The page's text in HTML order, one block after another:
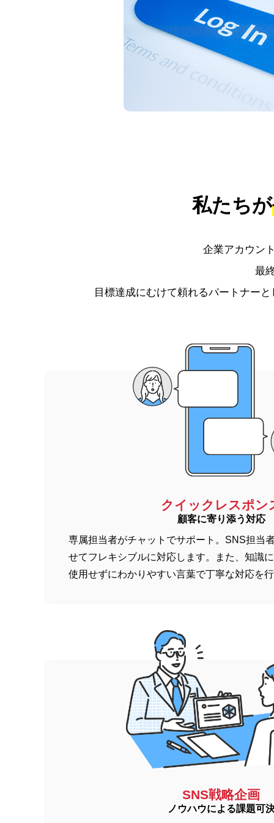
私たちが
企業アカウン
最
目標達成にむけて頼れるパートナー
クイックレスポン
顧客に寄り添う対応
専属担当者がチャットでサポート。SNS担当
せてフレキシブルに対応します。また、知識
使用せずにわかりやすい言葉で丁寧な対応を
SNS戦略企画
ノウハウによる課題可